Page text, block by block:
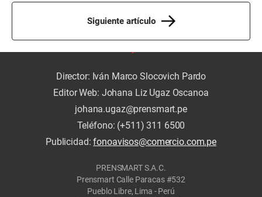
Siguiente artículo
Director: Iván Marco Slocovich Pardo
Editor Web: Johana Liz Ugaz Oscanoa
johana.ugaz@prensmart.pe
Teléfono: (+511) 311 6500
Publicidad:fonoavisos@comercio.com.pe
PRENSMART S.A.C.
Prensmart Calle Paracas #532
Pueblo Libre, Lima - Perú